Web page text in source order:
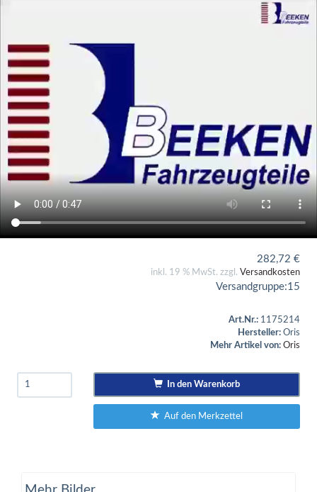
282,72 €
inkl. 19 % MwSt. zzgl. Versandkosten
Versandgruppe:15
Art.Nr.: 1175214
Hersteller: Oris
Mehr Artikel von: Oris
In den Warenkorb
Auf den Merkzettel